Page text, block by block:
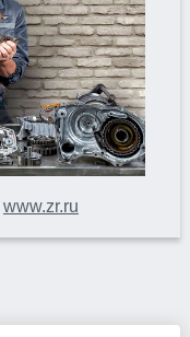
www.zr.ru